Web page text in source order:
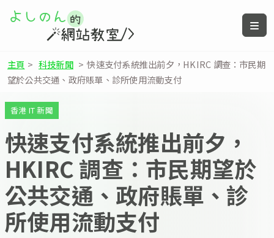
主頁 > 科技新聞 > 快速支付系統推出前夕，HKIRC 調查：市民期
望於公共交通、政府賬單、診所使用流動支付
香港 IT 新聞
快速支付系統推出前夕，
HKIRC 調查：市民期望於
公共交通、政府賬單、診
所使用流動支付